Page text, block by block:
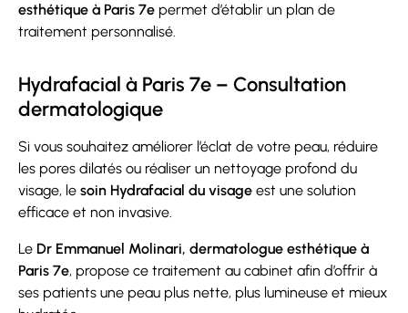
esthétique à Paris 7e permet d’établir un plan de
traitement personnalisé.
Hydrafacial à Paris 7e – Consultation
dermatologique
Si vous souhaitez améliorer l’éclat de votre peau, réduire
les pores dilatés ou réaliser un nettoyage profond du
visage, le soin Hydrafacial du visage est une solution
efficace et non invasive.
Le Dr Emmanuel Molinari, dermatologue esthétique à
Paris 7e, propose ce traitement au cabinet afin d’offrir à
ses patients une peau plus nette, plus lumineuse et mieux